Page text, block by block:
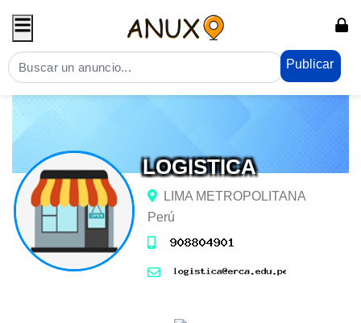
Publicar
LOGISTICA
LIMA METROPOLITANA
Perú